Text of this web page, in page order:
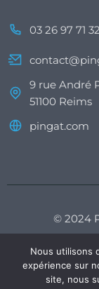
03 26 97 71 32
9 rue André
51100 Reims
pingat.com
© 2024
Nous utilisons
expérience sur
site, nous